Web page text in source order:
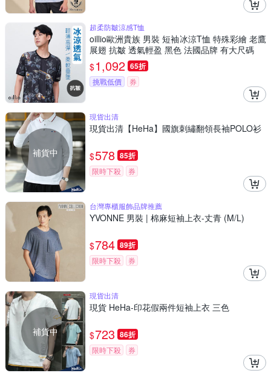
超柔防皺涼感T恤
oillio歐洲貴族 男裝 短袖冰涼T恤 特殊彩繪 老鷹
展翅 抗皺 透氣輕盈 黑色 法國品牌 有大尺碼
$1,092 65折
挑戰低價 券
補貨中
現貨出清
現貨出清【HeHa】國旗刺繡翻領長袖POLO衫
$578 85折
限時下殺 券
台灣專櫃服飾品牌推薦
YVONNE 男裝 | 棉麻短袖上衣-丈青 (M/L)
$784 89折
限時下殺 券
補貨中
現貨出清
現貨 HeHa-印花假兩件短袖上衣 三色
$723 86折
限時下殺 券